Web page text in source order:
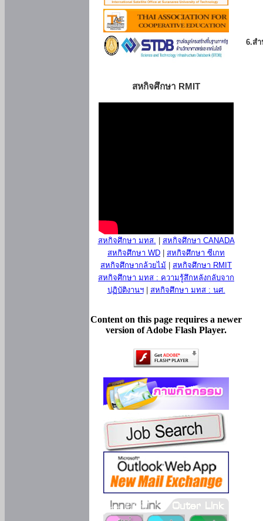
สหกิจศึกษา RMIT
สหกิจศึกษา มทส.
สหกิจศึกษา CANADA
สหกิจศึกษา WD
สหกิจศึกษา ซีเกท
สหกิจศึกษากล้วยไม้
สหกิจศึกษา RMIT
สหกิจศึกษา มทส : ความรู้สึกหลังกลับจาก
ปฏิบัติงานฯ| สหกิจศึกษา มทส : นศ.
Content on this page requires a newer
version of Adobe Flash Player.
6.ส